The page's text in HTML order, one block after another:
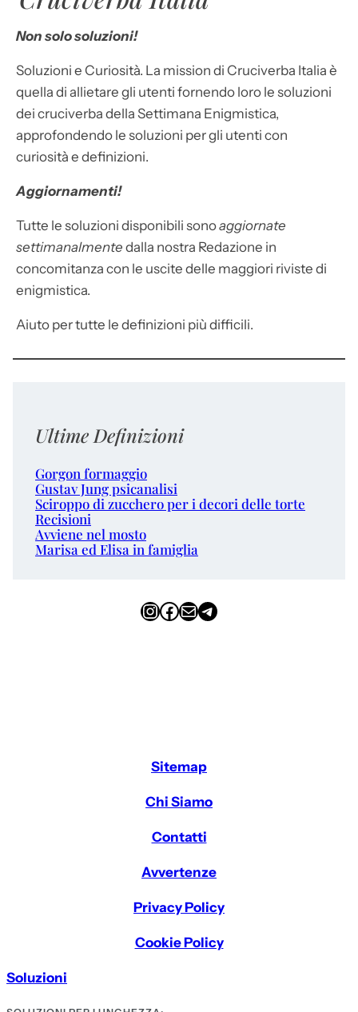
Non solo soluzioni!
Soluzioni e Curiosità. La mission di Cruciverba Italia è
quella di allietare gli utenti fornendo loro le soluzioni
dei cruciverba della Settimana Enigmistica,
approfondendo le soluzioni per gli utenti con
curiosità e definizioni.
Aggiornamenti!
Tutte le soluzioni disponibili sonoaggiornate
settimanalmente dalla nostra Redazione in
concomitanza con le uscite delle maggiori riviste di
enigmistica.
Aiuto per tutte le definizioni più difficili.
Ultime Definizioni
Gorgon formaggio
Gustav Jung psicanalisi
Sciroppo di zucchero per i decori delle torte
Recisioni
Avviene nel mosto
Marisa ed Elisa in famiglia
InstagramFacebook Email Telegram
Sitemap
Chi Siamo
Contatti
Avvertenze
Privacy Policy
Cookie Policy
Soluzioni